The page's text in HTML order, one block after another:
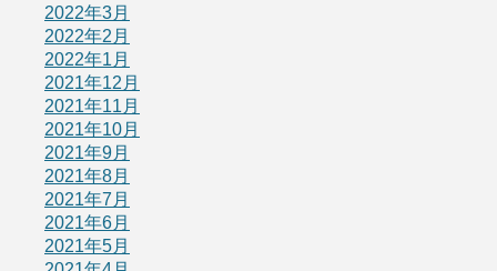
2022年3月
2022年2月
2022年1月
2021年12月
2021年11月
2021年10月
2021年9月
2021年8月
2021年7月
2021年6月
2021年5月